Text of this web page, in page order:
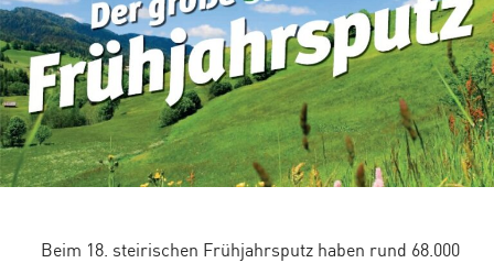
Beim 18. steirischen Frühjahrsputz haben rund 68.000